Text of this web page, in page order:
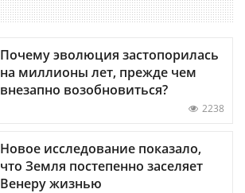
Почему эволюция застопорилась
на миллионы лет, прежде чем
внезапно возобновиться?
2238
Новое исследование показало,
что Земля постепенно заселяет
Венеру жизнью